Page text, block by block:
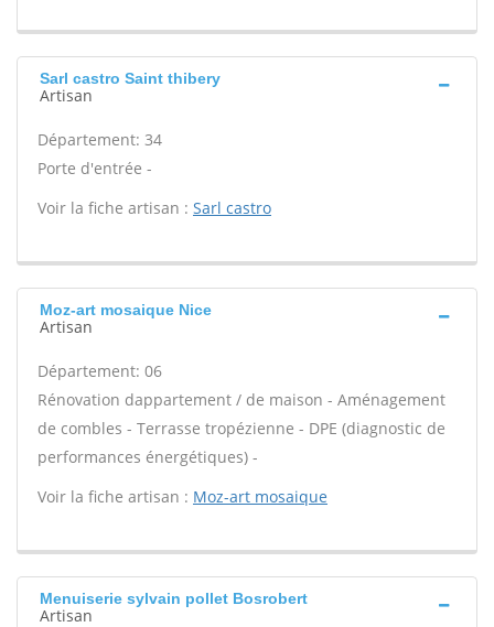
Sarl castro Saint thibery
Artisan
Département: 34
Porte d'entrée -
Voir la fiche artisan : Sarl castro
Moz-art mosaique Nice
Artisan
Département: 06
Rénovation dappartement / de maison - Aménagement
de combles - Terrasse tropézienne - DPE (diagnostic de
performances énergétiques) -
Voir la fiche artisan : Moz-art mosaique
Menuiserie sylvain pollet Bosrobert
Artisan